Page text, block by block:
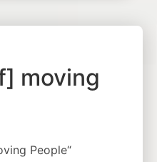
moving
People“